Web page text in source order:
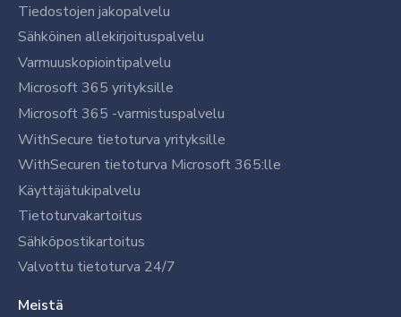
Tiedostojen jakopalvelu
Sähköinen allekirjoituspalvelu
Varmuuskopiointipalvelu
Microsoft 365 yrityksille
Microsoft 365 -varmistuspalvelu
WithSecure tietoturva yrityksille
WithSecuren tietoturva Microsoft 365:lle
Käyttäjätukipalvelu
Tietoturvakartoitus
Sähköpostikartoitus
Valvottu tietoturva 24/7
Meistä